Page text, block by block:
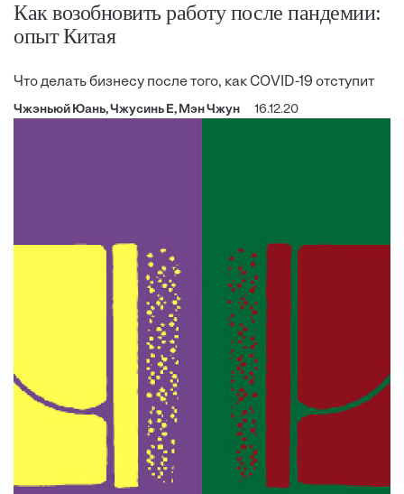
Как возобновить работу после пандемии:
опыт Китая
Что делать бизнесу после того, как COVID-19 отступит
Чжэньюй Юань, Чжусинь Е, Мэн Чжун 16.12.20